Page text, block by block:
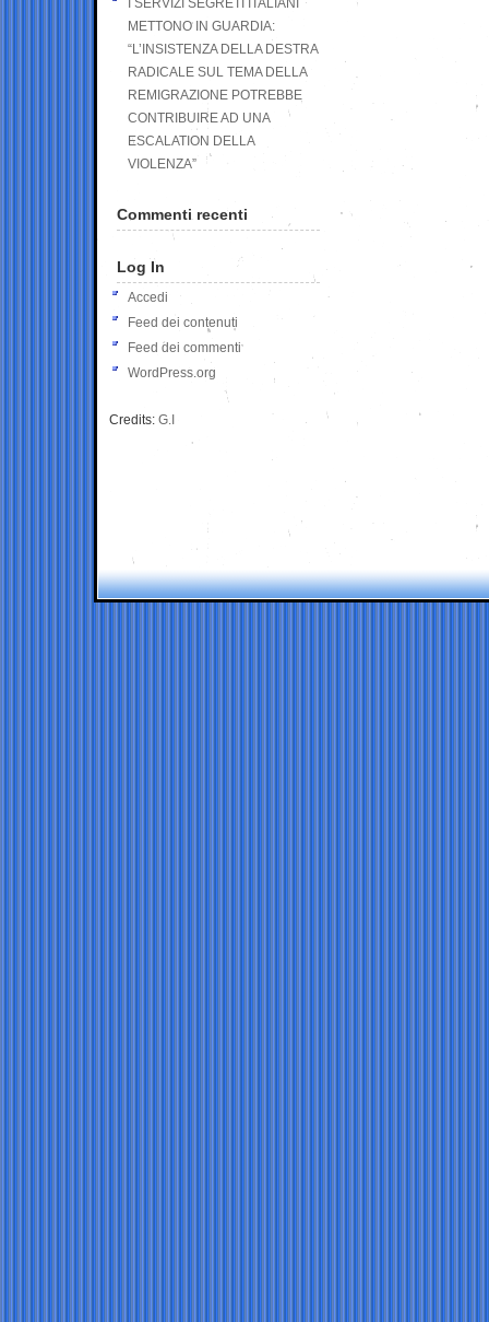
I SERVIZI SEGRETI ITALIANI
METTONO IN GUARDIA:
“L’INSISTENZA DELLA DESTRA
RADICALE SUL TEMA DELLA
REMIGRAZIONE POTREBBE
CONTRIBUIRE AD UNA
ESCALATION DELLA
VIOLENZA”
Commenti recenti
Log In
Accedi
Feed dei contenuti
Feed dei commenti
WordPress.org
Credits: G.I